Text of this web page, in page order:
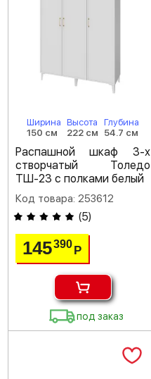
Ширина
150 см
Высота
222 см
Глубина
54.7 см
Распашной шкаф 3-х
створчатый Толедо
ТШ-23 с полками белый
Код товара: 253612
(5)
145390 Р
под заказ